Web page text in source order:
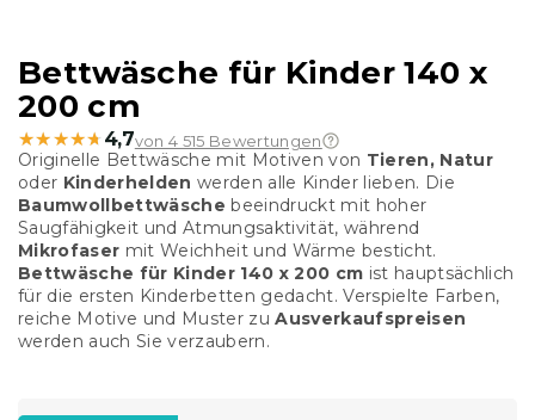
Bettwäsche für Kinder 140 x
200 cm
★★★★★
★★★★★ 4,7von 4 515 Bewertungen
Originelle Bettwäsche mit Motiven von Tieren, Natur
oder Kinderhelden werden alle Kinder lieben. Die
Baumwollbettwäsche beeindruckt mit hoher
Saugfähigkeit und Atmungsaktivität, während
Mikrofaser mit Weichheit und Wärme besticht.
Bettwäsche für Kinder 140 x 200 cm ist hauptsächlich
für die ersten Kinderbetten gedacht. Verspielte Farben,
reiche Motive und Muster zuAusverkaufspreisen
werden auch Sie verzaubern.
P